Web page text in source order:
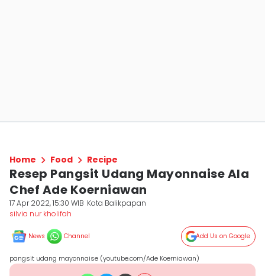
Home Food Recipe
Resep Pangsit Udang Mayonnaise Ala
Chef Ade Koerniawan
17 Apr 2022, 15:30 WIB Kota Balikpapan
silvia nur kholifah
News Channel Add Us on Google
pangsit udang mayonnaise (youtube.com/Ade Koerniawan)